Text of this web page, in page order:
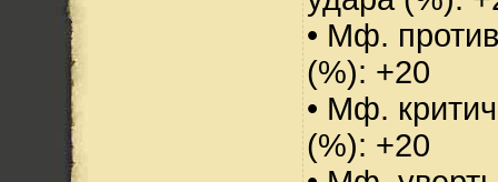
• Мф.
(%): +20
• Мф.
(%): +20